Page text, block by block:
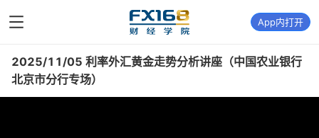
App内打开
2025/11/05 利率外汇黄金走势分析讲座（中国农业银行
北京市分行专场）